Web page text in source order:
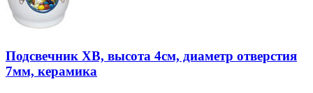
Подсвечник ХВ, высота 4см, диаметр отверстия
7мм, керамика